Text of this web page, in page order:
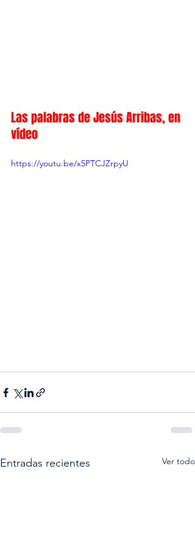
Las palabras de Jesús Arribas, en
vídeo
https://youtu.be/x5PTCJZrpyU
Entradas recientes Ver todo